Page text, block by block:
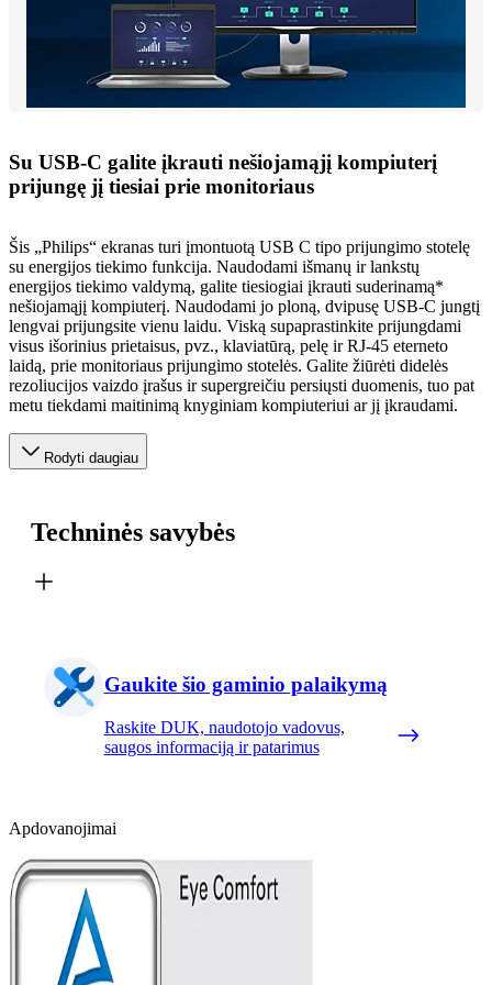
Su USB-C galite įkrauti nešiojamąjį kompiuterį
prijungę jį tiesiai prie monitoriaus
Šis „Philips“ ekranas turi įmontuotą USB C tipo prijungimo stotelę
su energijos tiekimo funkcija. Naudodami išmanų ir lankstų
energijos tiekimo valdymą, galite tiesiogiai įkrauti suderinamą*
nešiojamąjį kompiuterį. Naudodami jo ploną, dvipusę USB-C jungtį
lengvai prijungsite vienu laidu. Viską supaprastinkite prijungdami
visus išorinius prietaisus, pvz., klaviatūrą, pelę ir RJ-45 eterneto
laidą, prie monitoriaus prijungimo stotelės. Galite žiūrėti didelės
rezoliucijos vaizdo įrašus ir supergreičiu persiųsti duomenis, tuo pat
metu tiekdami maitinimą knyginiam kompiuteriui ar jį įkraudami.
Rodyti daugiau
Techninės savybės
Gaukite šio gaminio palaikymą
Raskite DUK, naudotojo vadovus,
saugos informaciją ir patarimus
Apdovanojimai